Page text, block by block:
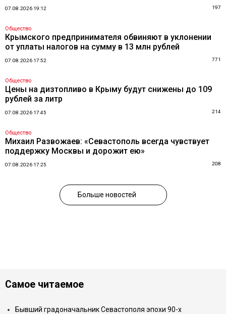
07.08.2026 19:12 197
Общество
Крымского предпринимателя обвиняют в уклонении
от уплаты налогов на сумму в 13 млн рублей
07.08.2026 17:52 771
Общество
Цены на дизтопливо в Крыму будут снижены до 109
рублей за литр
07.08.2026 17:45 214
Общество
Михаил Развожаев: «Севастополь всегда чувствует
поддержку Москвы и дорожит ею»
07.08.2026 17:25 208
Больше новостей
Самое читаемое
Бывший градоначальник Севастополя эпохи 90-х